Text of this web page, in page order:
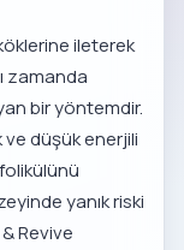
ileterek
zamanda
bir yöntemdir.
ve düşük enerjili
yanık riski
Revive